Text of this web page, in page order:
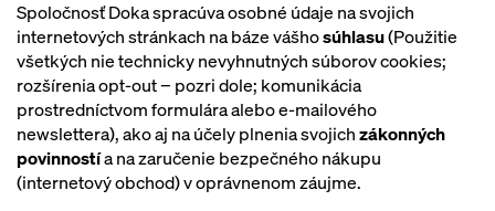
Spoločnosť Doka spracúva osobné údaje na svojich
internetových stránkach na báze vášhosúhlasu(Použitie
všetkých nie technicky nevyhnutných súborov cookies;
rozšírenia opt-out − pozri dole; komunikácia
prostredníctvom formulára alebo e-mailového
newslettera), ako aj na účely plnenia svojichzákonných
povinnostía na zaručenie bezpečného nákupu
(internetový obchod) voprávnenom záujme.